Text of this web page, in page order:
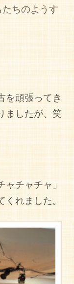
ちのようす
を頑張ってき
ましたが、笑
チャチャ」
くれました。